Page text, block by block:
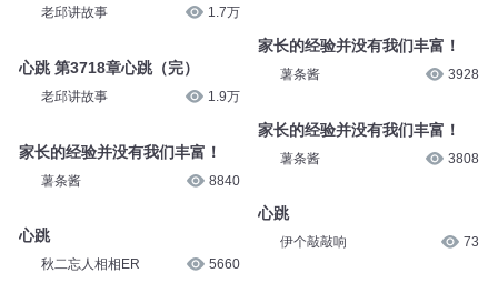
老邱讲故事 1.7万
心跳 第3718章心跳（完）
老邱讲故事 1.9万
家长的经验并没有我们丰富！
薯条酱 8840
心跳
秋二忘人相相ER 5660
家长的经验并没有我们丰富！
薯条酱 3928
家长的经验并没有我们丰富！
薯条酱 3808
心跳
伊个敲敲响 73